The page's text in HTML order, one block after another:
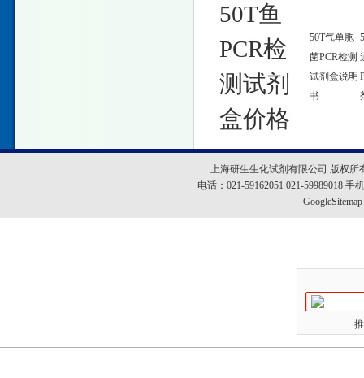
50T鱼
PCR检
测试剂
盒价格
50T气单胞
菌PCR检测
试剂盒说明
书
上海研生生化试剂有限公司 版权所
电话：021-59162051 021-59989018
GoogleSitemap